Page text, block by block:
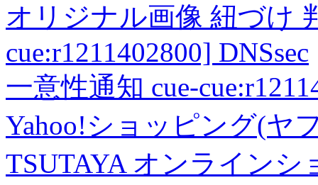
オリジナル画像 紐づけ
cue:r1211402800] DNSsec
一意性通知 cue-
Yahoo!ショッピング(ヤ
TSUTAYA オンラインシ